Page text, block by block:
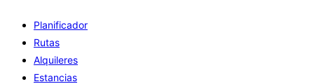
Planificador
Rutas
Alquileres
Estancias